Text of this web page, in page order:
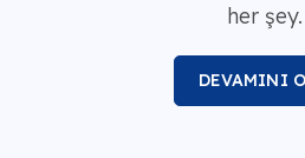
her şey.
DEVAMINI